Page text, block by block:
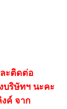
ะติดต่อ
บริษัทฯ นะคะ
ค์ จาก